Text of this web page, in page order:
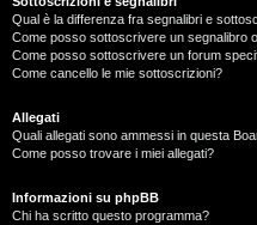
Qual è la differenza fra segnalibri e
Come posso sottoscrivere un segnalibro
Come posso sottoscrivere un forum
Come cancello le mie sottoscrizioni?
Allegati
Quali allegati sono ammessi in questa
Come posso trovare i miei allegati?
Informazioni su phpBB
Chi ha scritto questo programma?